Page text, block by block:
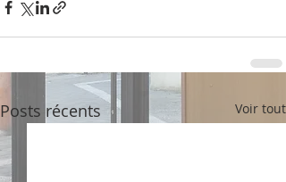
Posts récents Voir tout